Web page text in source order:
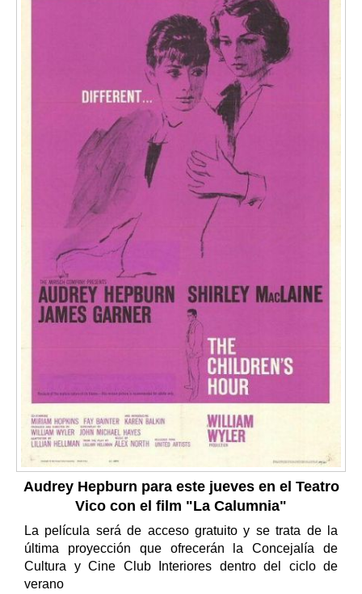
Audrey Hepburn para este jueves en el Teatro
Vico con el film "La Calumnia"
La película será de acceso gratuito y se trata de la
última proyección que ofrecerán la Concejalía de
Cultura y Cine Club Interiores dentro del ciclo de
verano